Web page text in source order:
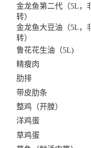
金龙鱼第二代（5L，
转）
金龙鱼大豆油（5L，
转）
鲁花花生油（5L)
精瘦肉
肋排
带皮肋条
整鸡（开膛）
洋鸡蛋
草鸡蛋